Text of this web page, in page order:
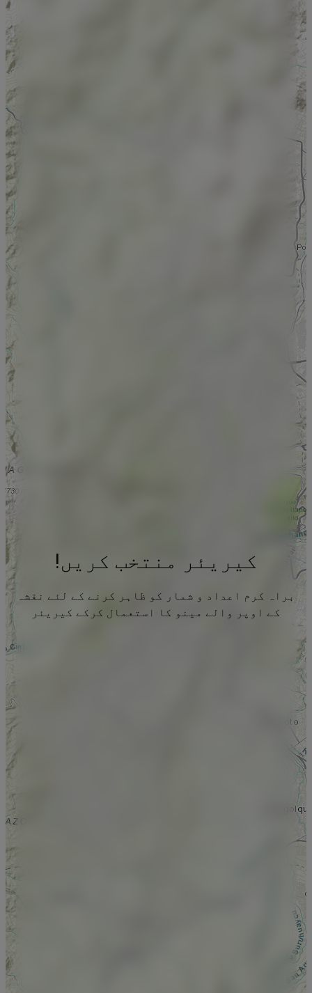
کیریئر منتخب کریں!
براہ کرم اعداد و شمار کو ظاہر کرنے کے لئے نقشہ
کے اوپر والے مینو کا استعمال کرکے کیریئر